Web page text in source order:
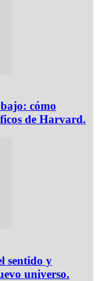
cómo
de Harvard.
sentido y
universo.